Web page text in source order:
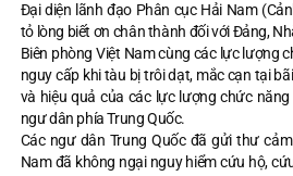
Đại diện lãnh đạo Phân cục Hải Nam
tỏ lòng biết ơn chân thành đối với Đảng,
Biên phòng Việt Nam cùng các lực lượng
nguy cấp khi tàu bị trôi dạt, mắc cạn tại
và hiệu quả của các lực lượng chức
ngư dân phía Trung Quốc.
Các ngư dân Trung Quốc đã gửi thư
Nam đã không ngại nguy hiểm cứu hộ,